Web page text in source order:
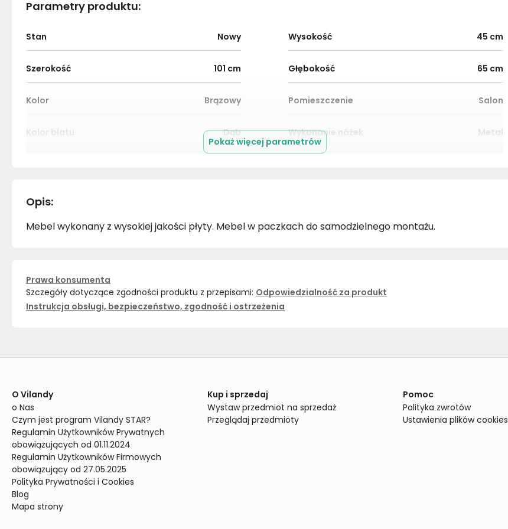
Parametry produktu:
Stan Nowy Wysokość 45 cm
Szerokość 101 cm Głębokość 65 cm
Kolor Brązowy Pomieszczenie Salon
Kolor blatu Dąb Wykonanie nóżek Metal
Materiał
Kolor nóżek Czarny Marka
Pokaż więcej parametrów
Opis:
Mebel wykonany z wysokiej jakości płyty. Mebel w paczkach do samodzielnego montażu.
Prawa konsumenta
Szczegóły dotyczące zgodności produktu z przepisami: Odpowiedzialność za produkt
Instrukcja obsługi, bezpieczeństwo, zgodność i ostrzeżenia
O Vilandy
o Nas
Czym jest program Vilandy STAR?
Regulamin Użytkowników Prywatnych
obowiązujących od 01.11.2024
Regulamin Użytkowników Firmowych
obowiązujący od 27.05.2025
Polityka Prywatności i Cookies
Blog
Mapa strony
Kup i sprzedaj
Wystaw przedmiot na sprzedaż
Przeglądaj przedmioty
Pomoc
Polityka zwrotów
Ustawienia plików cookies